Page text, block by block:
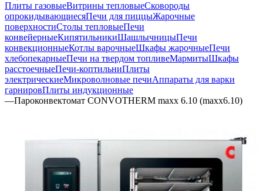
Плиты газовыеВитрины тепловыеСковороды
опрокидывающиесяПечи для пиццыЖарочные
поверхностиСтолы тепловыеПечи
конвейерныеКипятильникиШашлычницыПечи
конвекционныеКотлы варочныеШкафы жарочныеПечи
хлебопекарныеПечи на твердом топливеМармитыШкафы
расстоечныеПечи-коптильниПлиты
электрическиеМикроволновые печиАппараты для варки
гарнировПлиты индукционные
—Пароконвектомат CONVOTHERM maxx 6.10 (maxx6.10)